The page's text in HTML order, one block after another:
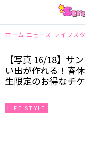
ホーム ニュース ライフス
【写真 16/18】サ
い出が作れる！春
生限定のお得なチ
LIFE STYLE